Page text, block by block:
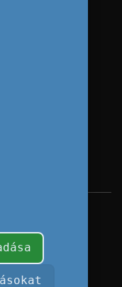
|Kapcsolat
© Tempus